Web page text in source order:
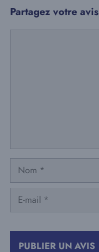
Partagez votre avis
Nom
mail